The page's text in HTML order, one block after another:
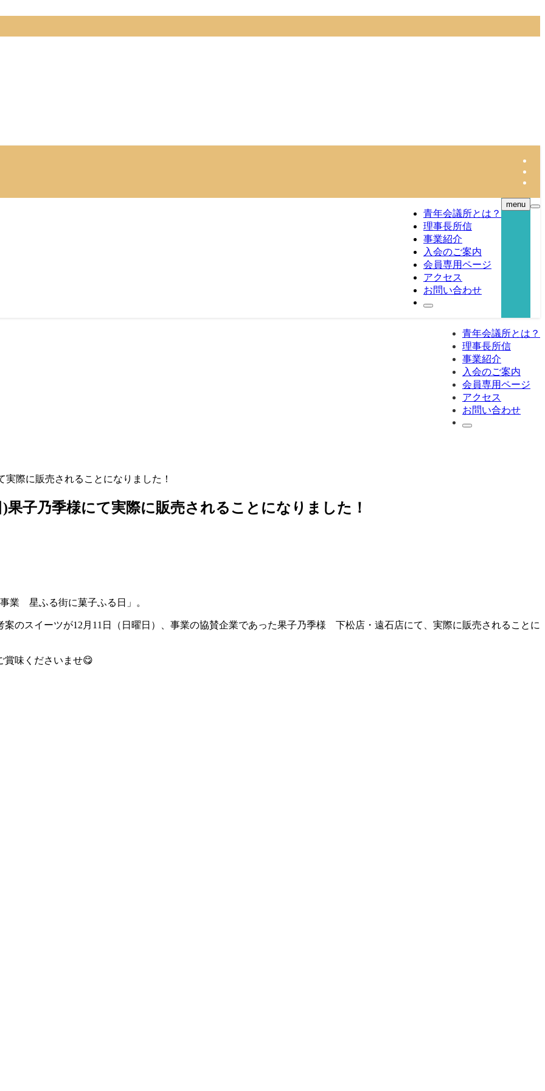
青年会議所とは？
理事長所信
事業紹介
入会のご案内
会員専用ページ
アクセス
お問い合わせ
menu
青年会議所とは？
理事長所信
事業紹介
入会のご案内
会員専用ページ
アクセス
お問い合わせ
際に販売されることになりました！
子乃季様にて実際に販売されることになりました！
業 星ふる街に菓子ふる日」。
のスイーツが12月11日（日曜日）、事業の協賛企業であった果子乃季様 下松店・遠石店にて、実際に販売されることに
賞味くださいませ😋